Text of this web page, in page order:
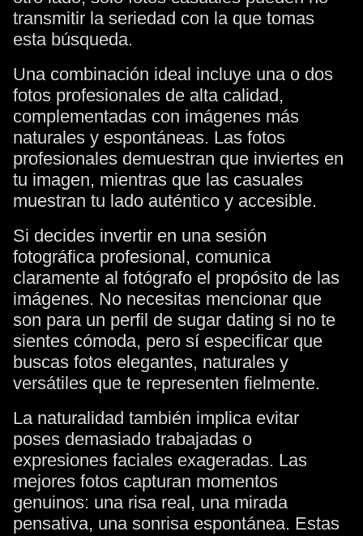
transmitir la seriedad con la que tomas
esta búsqueda.
Una combinación ideal incluye una o dos
fotos profesionales de alta calidad,
complementadas con imágenes más
naturales y espontáneas. Las fotos
profesionales demuestran que inviertes en
tu imagen, mientras que las casuales
muestran tu lado auténtico y accesible.
Si decides invertir en una sesión
fotográfica profesional, comunica
claramente al fotógrafo el propósito de las
imágenes. No necesitas mencionar que
son para un perfil de sugar dating si no te
sientes cómoda, pero sí especificar que
buscas fotos elegantes, naturales y
versátiles que te representen fielmente.
La naturalidad también implica evitar
poses demasiado trabajadas o
expresiones faciales exageradas. Las
mejores fotos capturan momentos
genuinos: una risa real, una mirada
pensativa, una sonrisa espontánea. Estas